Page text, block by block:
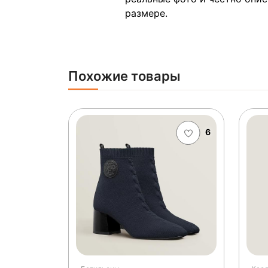
размере.
Похожие товары
6